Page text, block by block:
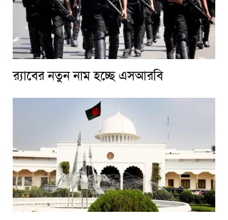
র‌্যাবের নতুন নাম হচ্ছে এসআরবি